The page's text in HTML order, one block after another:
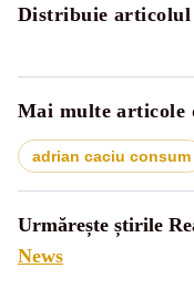
Distribuie articolul
Mai multe articole
adrian caciu consum
Urmărește știrile
News